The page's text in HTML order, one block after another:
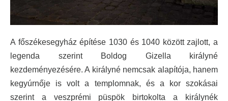
A főszékesegyház építése 1030 és 1040 között zajlott, a
legenda szerint Boldog Gizella királyné
kezdeményezésére. A királyné nemcsak alapítója, hanem
kegyúrnője is volt a templomnak, és a kor szokásai
szerint a veszprémi püspök birtokolta a királynék